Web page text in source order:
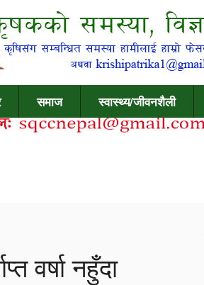
समाज स्वास्थ्य/जीवनशैली
वर्षा नहुँदा